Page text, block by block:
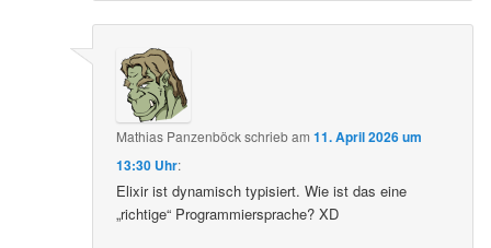
Mathias Panzenböckschriebam11. April 2026 um
13:30 Uhr:
Elixir ist dynamisch typisiert. Wie ist das eine
„richtige“ Programmiersprache? XD